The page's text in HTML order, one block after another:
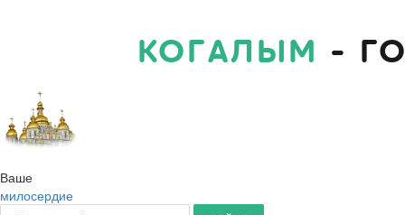
КОГАЛЫМ -
Ваше
милосердие